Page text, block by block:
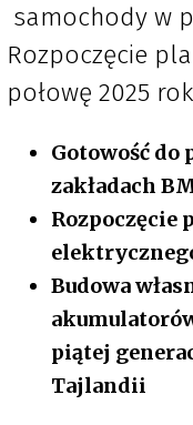
samochody w
Rozpoczęcie
połowę 2025
Gotowość
zakładach
Rozpoczęcie
Budowa
piątej
Tajlandii